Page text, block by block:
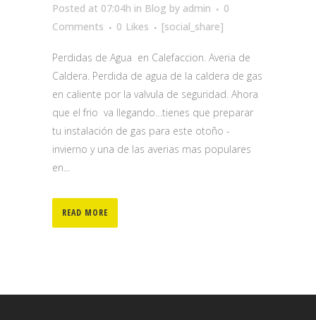
Posted at 07:04h in Blog by admin
0
Comments
0 Likes [social_share]
Perdidas de Agua en Calefaccion. Averia de
Caldera. Perdida de agua de la caldera de gas
en caliente por la valvula de seguridad. Ahora
que el frio va llegando…tienes que preparar
tu instalación de gas para este otoño -
invierno y una de las averias mas populares
en...
READ MORE